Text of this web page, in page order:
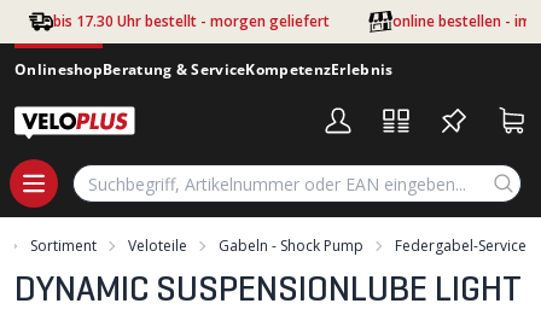
Zum Hauptinhalt springen
bis 17.30 Uhr bestellt - morgen geliefert online bestellen - im
OnlineshopBeratung & ServiceKompetenzErlebnis
Sortiment Veloteile Gabeln - Shock Pump Federgabel-Service
DYNAMIC SUSPENSIONLUBE LIGHT